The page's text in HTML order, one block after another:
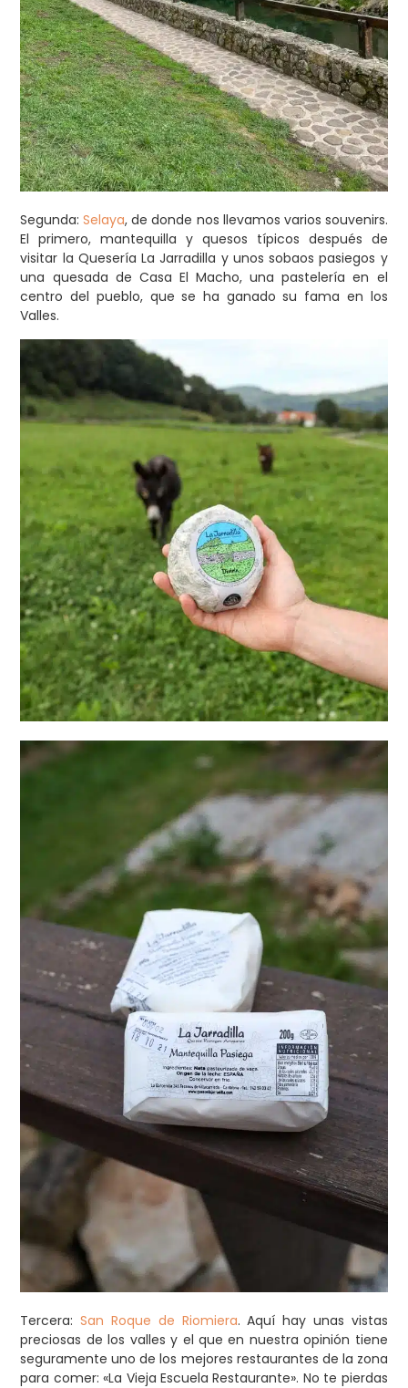
Segunda:Selaya, de donde nos llevamos varios souvenirs.
El primero, mantequilla y quesos típicos después de
visitar la Quesería La Jarradilla y unos sobaos pasiegos y
una quesada de Casa El Macho, una pastelería en el
centro del pueblo, que se ha ganado su fama en los
Valles.
Tercera:San Roque de Riomiera. Aquí hay unas vistas
preciosas de los valles y el que en nuestra opinión tiene
seguramente uno de los mejores restaurantes de la zona
para comer: «La Vieja Escuela Restaurante». No te pierdas